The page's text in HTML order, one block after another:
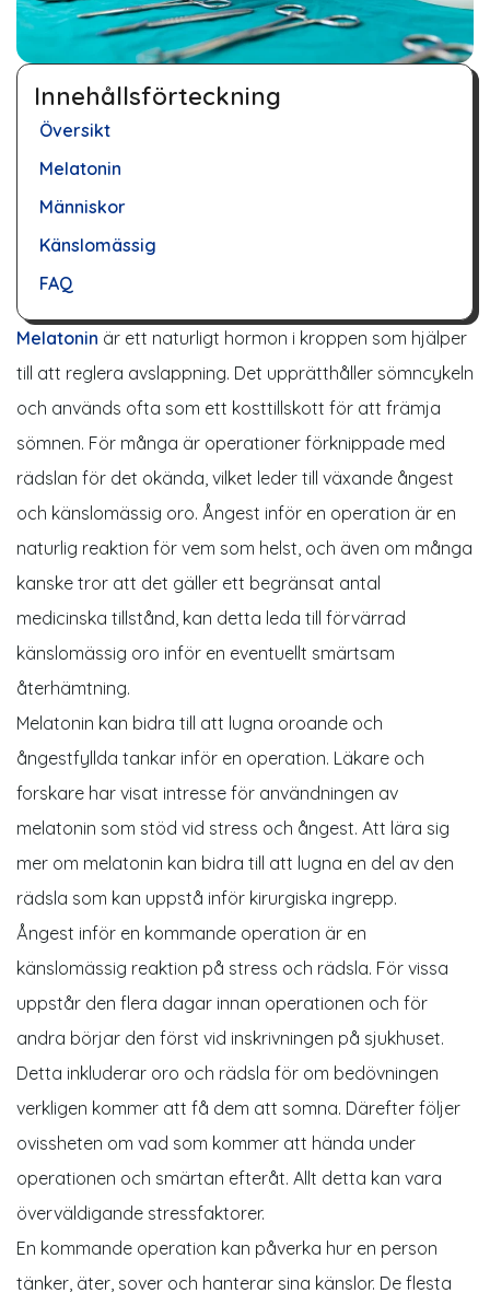
Innehållsförteckning
Översikt
Melatonin
Människor
Känslomässig
FAQ
Melatonin är ett naturligt hormon i kroppen som hjälper
till att reglera avslappning. Det upprätthåller sömncykeln
och används ofta som ett kosttillskott för att främja
sömnen. För många är operationer förknippade med
rädslan för det okända, vilket leder till växande ångest
och känslomässig oro. Ångest inför en operation är en
naturlig reaktion för vem som helst, och även om många
kanske tror att det gäller ett begränsat antal
medicinska tillstånd, kan detta leda till förvärrad
känslomässig oro inför en eventuellt smärtsam
återhämtning.
Melatonin kan bidra till att lugna oroande och
ångestfyllda tankar inför en operation. Läkare och
forskare har visat intresse för användningen av
melatonin som stöd vid stress och ångest. Att lära sig
mer om melatonin kan bidra till att lugna en del av den
rädsla som kan uppstå inför kirurgiska ingrepp.
Ångest inför en kommande operation är en
känslomässig reaktion på stress och rädsla. För vissa
uppstår den flera dagar innan operationen och för
andra börjar den först vid inskrivningen på sjukhuset.
Detta inkluderar oro och rädsla för om bedövningen
verkligen kommer att få dem att somna. Därefter följer
ovissheten om vad som kommer att hända under
operationen och smärtan efteråt. Allt detta kan vara
överväldigande stressfaktorer.
En kommande operation kan påverka hur en person
tänker, äter, sover och hanterar sina känslor. De flesta